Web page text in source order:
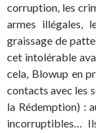
corruption, les
armes illégales,
graissage de
cet intolérable
cela, Blowup en
contacts avec les
la Rédemption) :
incorruptibles…